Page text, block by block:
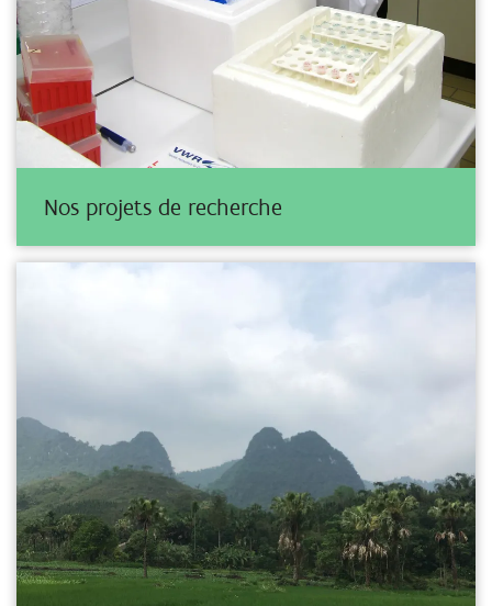
Nos projets de recherche